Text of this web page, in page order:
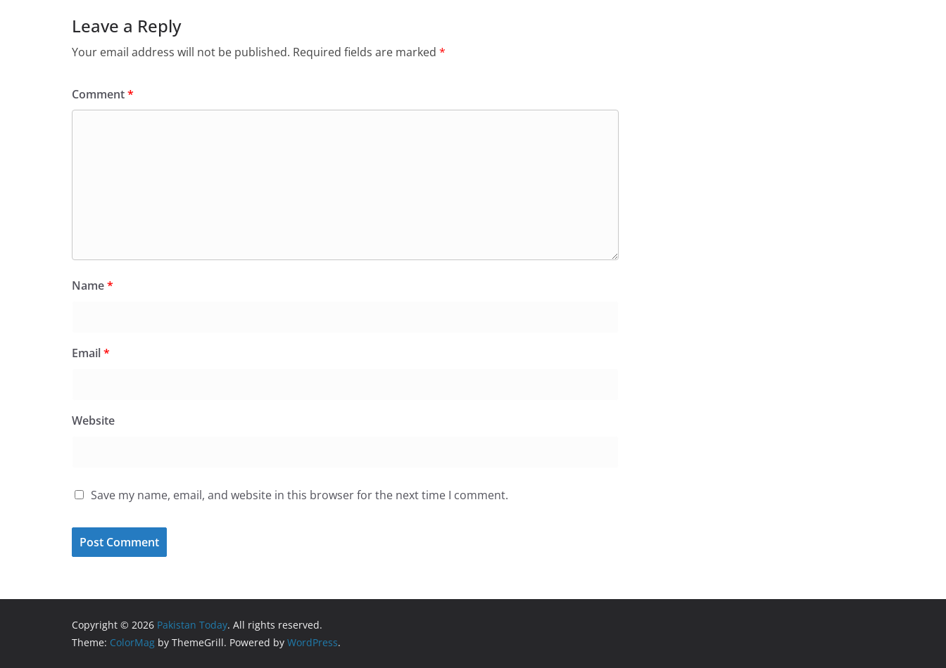
Leave a Reply
Your email address will not be published. Required fields are marked *
Comment*
Name*
Email*
Website
Save my name, email, and website in this browser for the next time I comment.
Copyright © 2026 Pakistan Today. All rights reserved.
Theme: ColorMag by ThemeGrill. Powered by WordPress.